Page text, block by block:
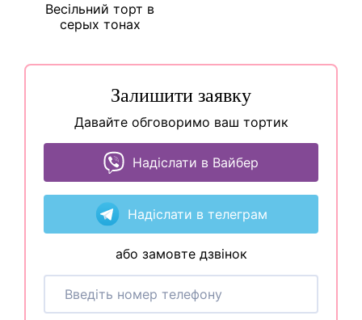
Весільний торт в
серых тонах
Залишити заявку
Давайте обговоримо ваш тортик
Надіслати в Вайбер
Надіслати в телеграм
або замовте дзвінок